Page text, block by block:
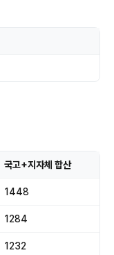
국고+지자체 합산
1448
1284
1232